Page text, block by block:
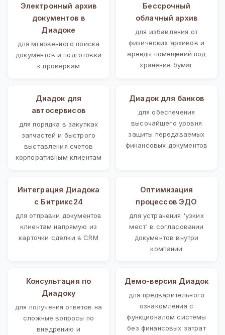
Электронный архив
документов в
Диадоке
для мгновенного поиска
документов и подготовки
к проверкам
Бессрочный
облачный архив
для избавления от
физических архивов и
аренды помещений под
хранение бумаг
Диадок для
автосервисов
для порядка в закупках
запчастей и быстрого
выставления счетов
корпоративным клиентам
Диадок для банков
для обеспечения
высочайшего уровня
защиты передаваемых
финансовых документов
Интеграция Диадока
с Битрикс24
для отправки документов
клиентам напрямую из
карточки сделки в CRM
Оптимизация
процессов ЭДО
для устранения 'узких
мест' в согласовании
документов внутри
компании
Консультация по
Диадоку
для получения ответов на
сложные вопросы по
внедрению и
Демо-версия Диадок
для предварительного
ознакомления с
функционалом системы
без финансовых затрат